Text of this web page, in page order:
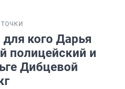
кого Дарья
полицейский и
Дибцевой